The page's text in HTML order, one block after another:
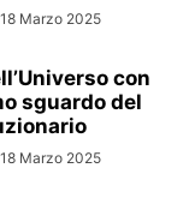
18 Marzo 2025
con
sguardo del
18 Marzo 2025